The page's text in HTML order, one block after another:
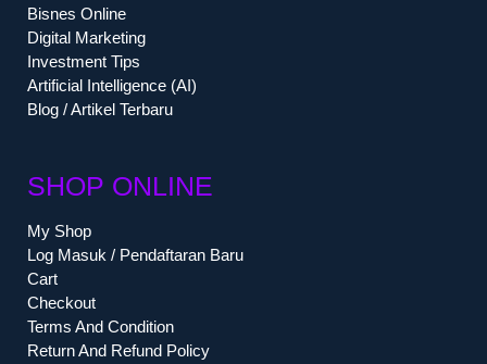
Bisnes Online
Digital Marketing
Investment Tips
Artificial Intelligence (AI)
Blog / Artikel Terbaru
SHOP ONLINE
My Shop
Log Masuk / Pendaftaran Baru
Cart
Checkout
Terms And Condition
Return And Refund Policy